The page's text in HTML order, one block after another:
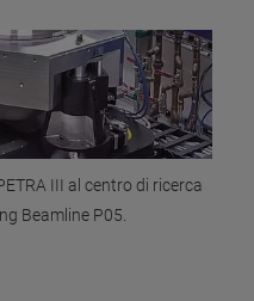
III al centro di ricerca
Beamline P05.